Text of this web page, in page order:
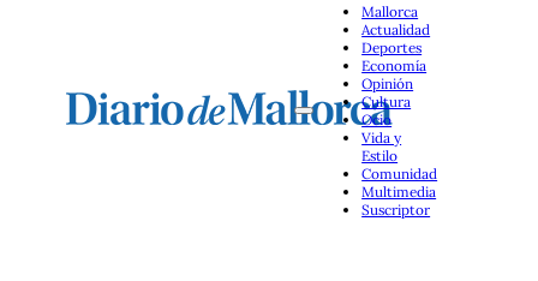
Mallorca
Actualidad
Deportes
Economía
Opinión
Cultura
Ocio
Vida y
Estilo
Comunidad
Multimedia
Suscriptor